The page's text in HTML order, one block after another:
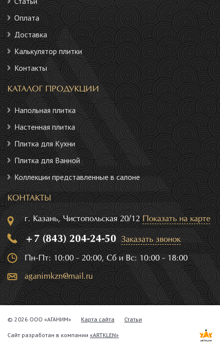
Оплата
Доставка
Калькулятор плитки
Контакты
КАТАЛОГ ПРОДУКЦИИ
Напольная плитка
Настенная плитка
Плитка для Кухни
Плитка для Ванной
Коллекции представленные в салоне
КОНТАКТЫ
г. Казань, Чистопольская 20/12 Показать на карте
+7 (843) 204-24-50 Заказать звонок
Пн-Пт: 10:00 - 20:00, Сб и Вс: 10:00 - 18:00
aganimkzn@mail.ru
© 2026 ООО «АГАНИМ» Карта сайта Статьи
Сайт разработан в компании «ARTKLEN»